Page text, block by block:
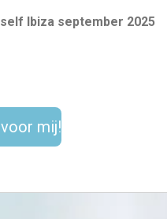
Ibiza september 2025
mij!